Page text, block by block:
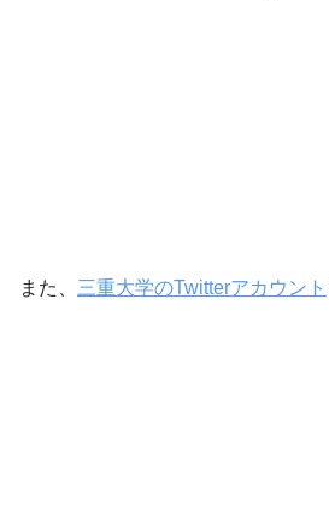
また、 三重大学のTwitterアカウント